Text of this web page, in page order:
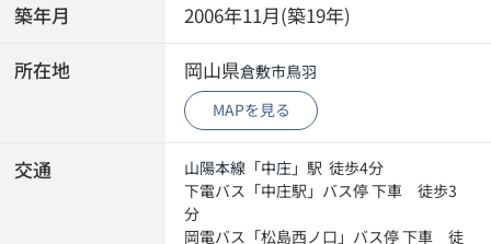
築年月 2006年11月(築19年)
所在地 岡山県倉敷市鳥羽
MAPを見る
交通 山陽本線 「中庄」駅 徒歩4分
下電バス「中庄駅」バス停 下車 徒歩3
分
岡電バス「松島西ノ口」バス停 下車 徒